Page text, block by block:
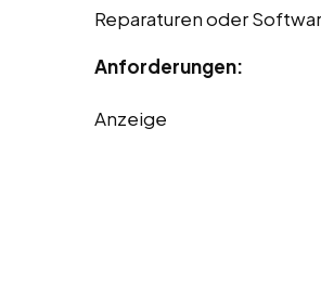
Reparaturen oder
Anforderungen:
Anzeige